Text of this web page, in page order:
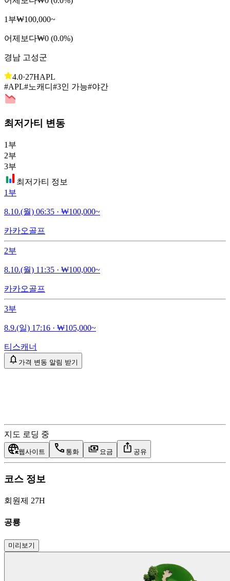
1부₩100,000~
어제보다₩0 (0.0%)
경남 고성군
4.0·27HAPL
#APL#노캐디 #3인 가능#야간
최저가티 변동
1부
2부
3부
최저가티 정보
1부
8.10.(월) 06:35 · ₩100,000~
카카오골프
2부
8.10.(월) 11:35 · ₩100,000~
카카오골프
3부
8.9.(일) 17:16 · ₩105,000~
티스캐너
가격 변동 알림 받기
지도 로딩 중
웹사이트 통화 요금 공유
코스 정보
회원제 27H
공룡
미리보기